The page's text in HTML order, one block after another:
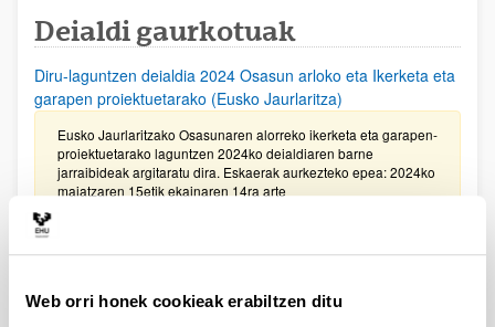
Web orri honek cookieak erabiltzen ditu
Deialdi gaurkotuak
Diru-laguntzen deialdia 2024 Osasun arloko eta Ikerketa eta
garapen proiektuetarako (Eusko Jaurlaritza)
Eusko Jaurlaritzako Osasunaren alorreko ikerketa eta garapen-
proiektuetarako laguntzen 2024ko deialdiaren barne
jarraibideak argitaratu dira. Eskaerak aurkezteko epea: 2024ko
maiatzaren 15etik ekainaren 14ra arte
Gipuzkoako Zientzia, Teknologia eta Berrikuntza Sarea
Eskaerak aurkezteko epea 2024ko ekainaren 7an bukatuko da,